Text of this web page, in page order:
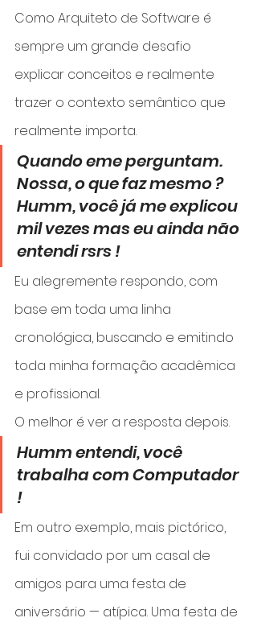
Como Arquiteto de Software é
sempre um grande desafio
explicar conceitos e realmente
trazer o contexto semântico que
realmente importa.
Quando eme perguntam.
Nossa, o que faz mesmo ?
Humm, você já me explicou
mil vezes mas eu ainda não
entendi rsrs !
Eu alegremente respondo, com
base em toda uma linha
cronológica, buscando e emitindo
toda minha formação acadêmica
e profissional.
O melhor é ver a resposta depois.
Humm entendi, você
trabalha com Computador
!
Em outro exemplo, mais pictórico,
fui convidado por um casal de
amigos para uma festa de
aniversário — atípica. Uma festa de